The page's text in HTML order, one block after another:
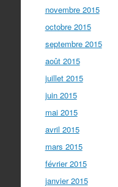
novembre 2015
octobre 2015
septembre 2015
août 2015
juillet 2015
juin 2015
mai 2015
avril 2015
mars 2015
février 2015
janvier 2015